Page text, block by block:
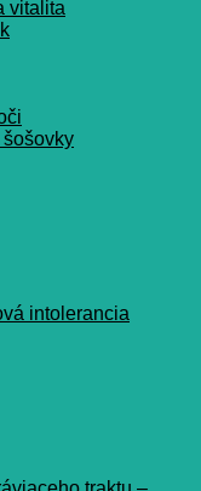
vitalita
šošovky
intolerancia